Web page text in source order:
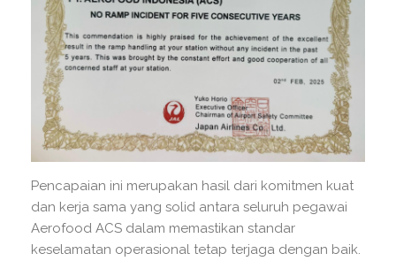
Pencapaian ini merupakan hasil dari komitmen kuat
dan kerja sama yang solid antara seluruh pegawai
Aerofood ACS dalam memastikan standar
keselamatan operasional tetap terjaga dengan baik.